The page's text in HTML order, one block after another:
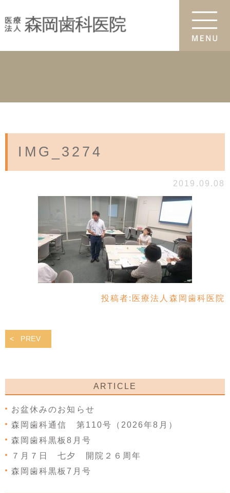
IMG_3274
2019.09.08
投稿者: 医療法人森岡歯科医院
PREV
ARTICLE
お盆休みのお知らせ
森岡歯科通信 第110号（2026年8月）
森岡歯科黒板8月号
７月７日 七夕 開院２６周年
森岡歯科黒板7月号